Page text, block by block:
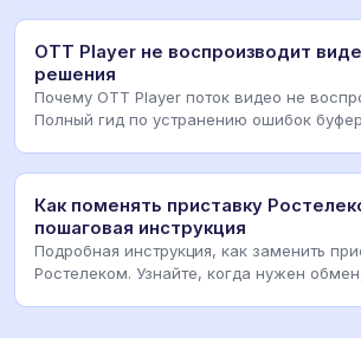
OTT Player не воспроизводит
решения
Почему OTT Player поток видео не
Полный гид по устранению ошибок
Как поменять приставку
пошаговая инструкция
Подробная инструкция, как заменить
Ростелеком. Узнайте, когда нужен